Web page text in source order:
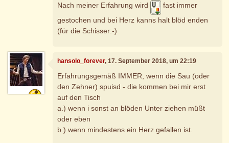
Nach meiner Erfahrung wird
fast immer
gestochen und bei Herz kanns halt blöd enden
(für die Schisser:-)
hansolo_forever, 17. September 2018, um 22:19
Erfahrungsgemäß IMMER, wenn die Sau (oder
den Zehner) spuisd - die kommen bei mir erst
auf den Tisch
a.) wenn i sonst an blöden Unter ziehen müßt
oder eben
b.) wenn mindestens ein Herz gefallen ist.